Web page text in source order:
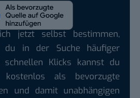
jetzt selbst bestimmen,
du in der Suche häufiger
Klicks kannst du
kostenlos als bevorzugte
und damit unabhängigen